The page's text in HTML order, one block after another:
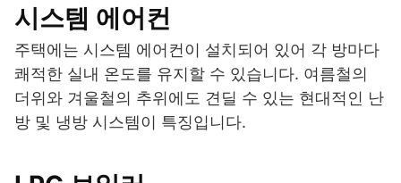
시스템 에어컨
주택에는 시스템 에어컨이 설치되어 있어 각 방마다
쾌적한 실내 온도를 유지할 수 있습니다. 여름철의
더위와 겨울철의 추위에도 견딜 수 있는 현대적인 난
방 및 냉방 시스템이 특징입니다.